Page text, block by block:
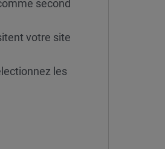
second
votre site
les